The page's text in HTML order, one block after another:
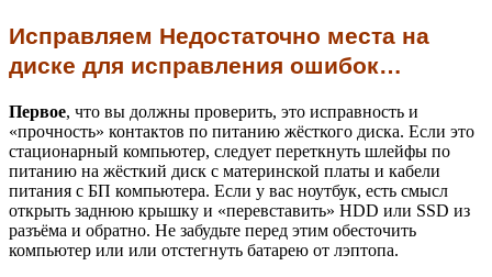
Исправляем Недостаточно места на
диске для исправления ошибок…
Первое, что вы должны проверить, это исправность и
«прочность» контактов по питанию жёсткого диска. Если это
стационарный компьютер, следует переткнуть шлейфы по
питанию на жёсткий диск с материнской платы и кабели
питания с БП компьютера. Если у вас ноутбук, есть смысл
открыть заднюю крышку и «перевставить» HDD или SSD из
разъёма и обратно. Не забудьте перед этим обесточить
компьютер или или отстегнуть батарею от лэптопа.